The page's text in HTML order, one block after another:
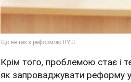
Крім того, проблемою стає і
як запроваджувати реформу